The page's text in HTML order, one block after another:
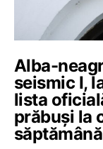
Alba-
seismic I,
lista
prăbuși la